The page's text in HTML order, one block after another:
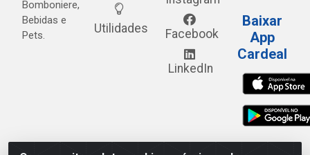
Bomboniere,
Bebidas e
Pets.
Utilidades Facebook
LinkedIn
Baixar
App
Cardeal